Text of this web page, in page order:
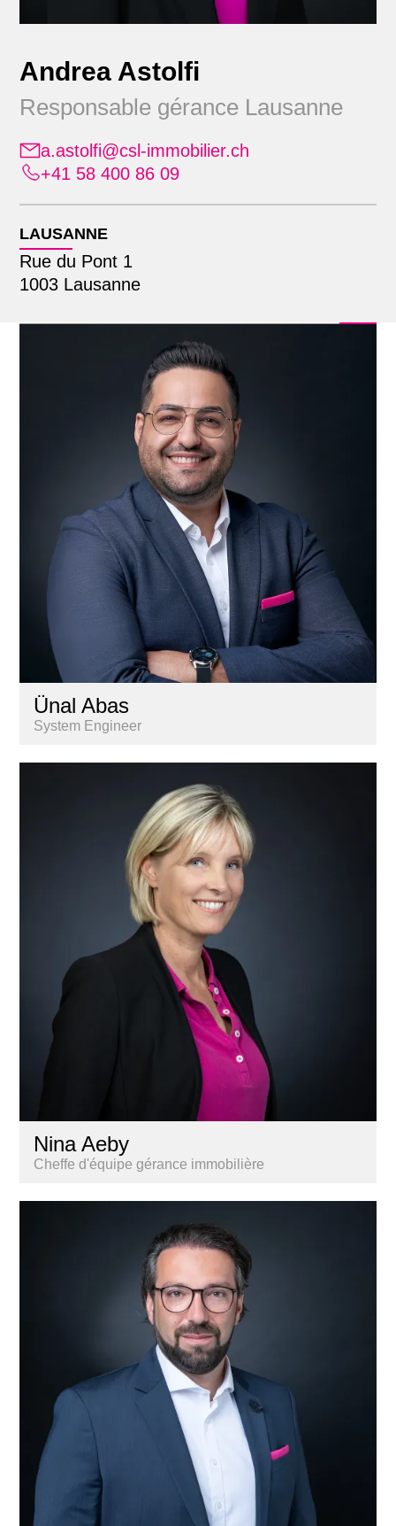
Andrea Astolfi
Responsable gérance Lausanne
a.astolfi@csl-immobilier.ch
+41 58 400 86 09
LAUSANNE
Rue du Pont 1
1003 Lausanne
Alle
Administration
Apprenants
Comptabilité immobilière
Direction générale élargie
Finance & comptabilité
Marketing & communication
Personnel
Recherche & Analyse de marché
Services aux propriétaires
Emplacement
Alle
Ünal Abas
System Engineer
Nina Aeby
Cheffe d'équipe gérance immobilière